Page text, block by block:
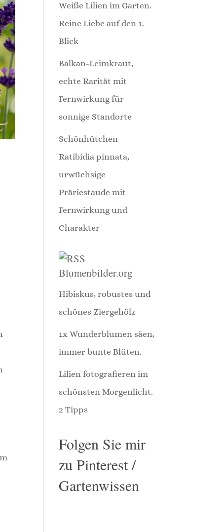
Weiße Lilien im Garten.
Reine Liebe auf den 1.
Blick
Balkan-Leimkraut,
echte Rarität mit
Fernwirkung für
sonnige Standorte
Schönhütchen
Ratibidia pinnata,
urwüchsige
Präriestaude mit
Fernwirkung und
Charakter
Blumenbilder.org
Hibiskus, robustes und
schönes Ziergehölz
1x Wunderblumen säen,
immer bunte Blüten.
Lilien fotografieren im
schönsten Morgenlicht.
2 Tipps
Folgen Sie mir
zu Pinterest /
Gartenwissen